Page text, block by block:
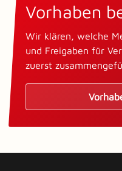
Vorhaben
Wir klären, welche
und Freigaben für
zuerst